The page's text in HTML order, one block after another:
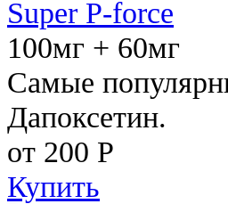
Super P-force
100мг + 60мг
Самые
Дапоксетин.
от 200 Р
Купить